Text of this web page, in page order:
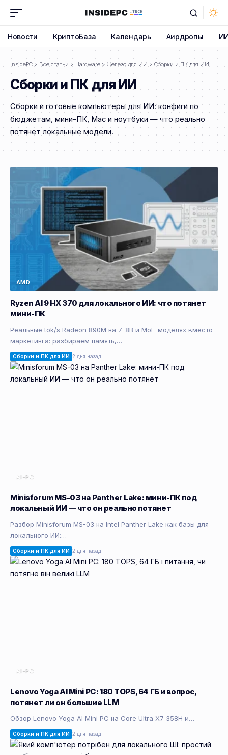
Новости КриптоБаза Календарь Аирдропы
InsidePC > Все статьи > Hardware > Железо для ИИ > Сборки и ПК для ИИ
Сборки и ПК для ИИ
Сборки и готовые компьютеры для ИИ: конфиги по
бюджетам, мини-ПК, Mac и ноутбуки — что реально
потянет локальные модели.
AMD
Ryzen AI 9 HX 370 для локального ИИ: что потянет
мини-ПК
Реальные tok/s Radeon 890M на 7-8B и MoE-моделях вместо
маркетинга: разбираем память,…
Сборки и ПК для ИИ 2 дня назад
AI-PC
Minisforum MS-03 на Panther Lake: мини-ПК под
локальный ИИ — что он реально потянет
Разбор Minisforum MS-03 на Intel Panther Lake как базы для
локального ИИ:…
Сборки и ПК для ИИ 2 дня назад
AI-PC
Lenovo Yoga AI Mini PC: 180 TOPS, 64 ГБ и вопрос,
потянет ли он большие LLM
Обзор Lenovo Yoga AI Mini PC на Core Ultra X7 358H и…
Сборки и ПК для ИИ 2 дня назад